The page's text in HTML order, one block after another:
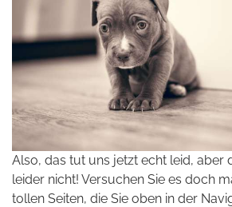
Also, das tut uns jetzt echt leid, aber
leider nicht! Versuchen Sie es doch
tollen Seiten, die Sie oben in der